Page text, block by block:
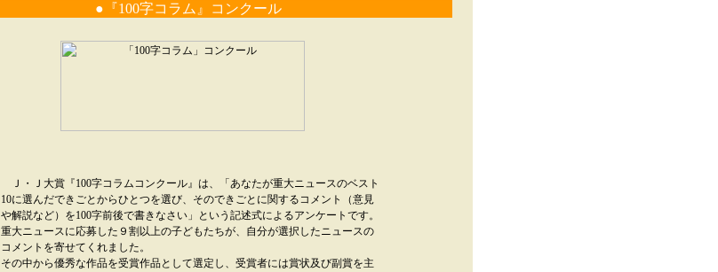
●『100字コラム』コンクール
Ｊ・Ｊ大賞『100字コラムコンクール』は、「あなたが重大ニュースのベスト
10に選んだできごとからひとつを選び、そのできごとに関するコメント（意見
や解説など）を100字前後で書きなさい」という記述式によるアンケートです。
重大ニュースに応募した９割以上の子どもたちが、自分が選択したニュースの
コメントを寄せてくれました。
その中から優秀な作品を受賞作品として選定し、受賞者には賞状及び副賞を主